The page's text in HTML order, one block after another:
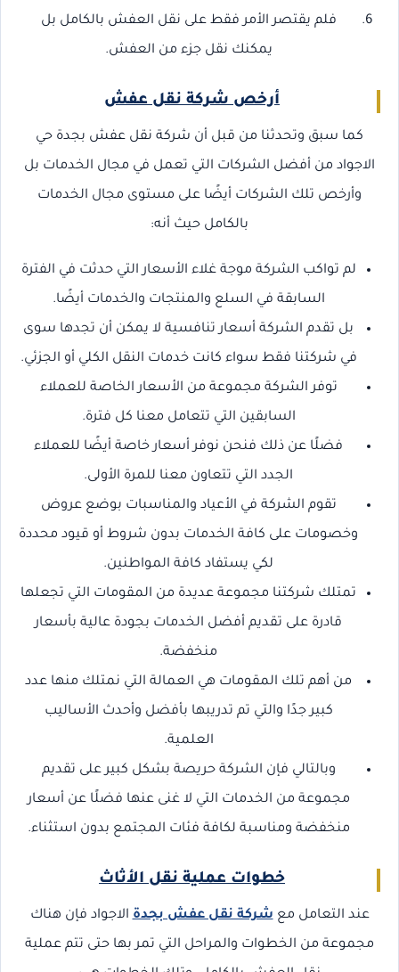
فلم يقتصر الأمر فقط على نقل العفش بالكامل بل
يمكنك نقل جزء من العفش.
أرخص شركة نقل عفش
كما سبق وتحدثنا من قبل أن شركة نقل عفش بجدة حي
الاجواد من أفضل الشركات التي تعمل في مجال الخدمات بل
وأرخص تلك الشركات أيضًا على مستوى مجال الخدمات
بالكامل حيث أنه:
لم تواكب الشركة موجة غلاء الأسعار التي حدثت في الفترة
السابقة في السلع والمنتجات والخدمات أيضًا.
بل تقدم الشركة أسعار تنافسية لا يمكن أن تجدها سوى
في شركتنا فقط سواء كانت خدمات النقل الكلي أو الجزئي.
توفر الشركة مجموعة من الأسعار الخاصة للعملاء
السابقين التي تتعامل معنا كل فترة.
فضلًا عن ذلك فنحن نوفر أسعار خاصة أيضًا للعملاء
الجدد التي تتعاون معنا للمرة الأولى.
تقوم الشركة في الأعياد والمناسبات بوضع عروض
وخصومات على كافة الخدمات بدون شروط أو قيود محددة
لكي يستفاد كافة المواطنين.
تمتلك شركتنا مجموعة عديدة من المقومات التي تجعلها
قادرة على تقديم أفضل الخدمات بجودة عالية بأسعار
منخفضة.
من أهم تلك المقومات هي العمالة التي نمتلك منها عدد
كبير جدًا والتي تم تدريبها بأفضل وأحدث الأساليب
العلمية.
وبالتالي فإن الشركة حريصة بشكل كبير على تقديم
مجموعة من الخدمات التي لا غنى عنها فضلًا عن أسعار
منخفضة ومناسبة لكافة فئات المجتمع بدون استثناء.
خطوات عملية نقل الأثاث
عند التعامل معشركة نقل عفش بجدةالاجواد فإن هناك
مجموعة من الخطوات والمراحل التي تمر بها حتى تتم عملية